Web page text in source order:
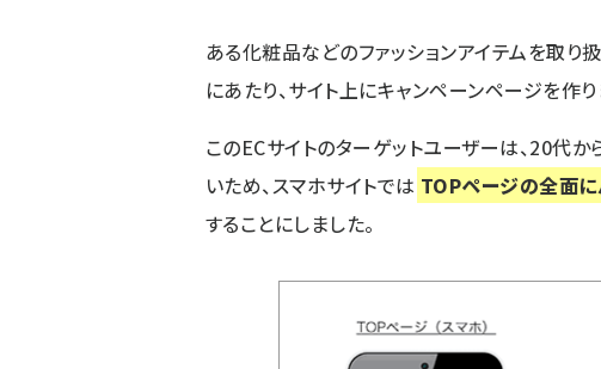
ある化粧品などのファッションアイテムを取り
にあたり、サイト上にキャンペーンページを作り
このECサイトのターゲットユーザーは、20代
いため、スマホサイトでは TOPページの全面に
することにしました。